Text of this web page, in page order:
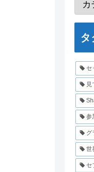
タ
セ
見
参
グ
世
セ